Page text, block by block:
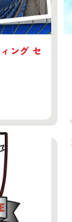
ング セ